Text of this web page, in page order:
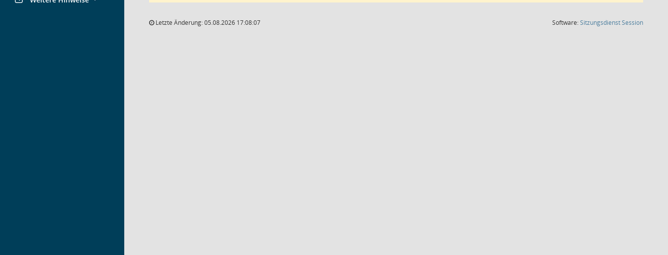
Letzte Änderung: 05.08.2026 17:08:07 Software:SitzungsdienstSession(Wird in